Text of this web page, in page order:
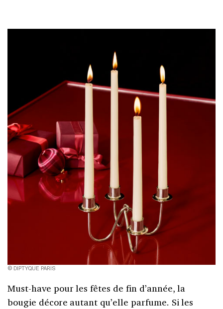
© DIPTYQUE PARIS
Must-have pour les fêtes de fin d’année, la
bougie décore autant qu’elle parfume. Si les